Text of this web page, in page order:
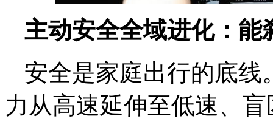
主动安全全域进化：能
安全是家庭出行的底线
力从高速延伸至低速、